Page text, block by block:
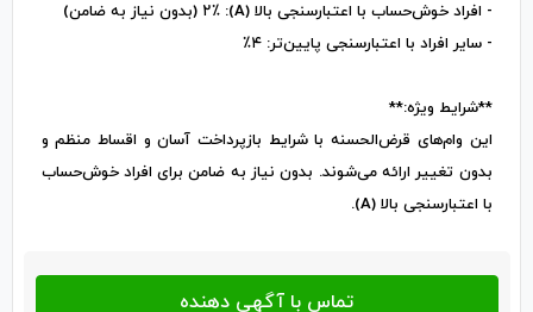
- افراد خوش‌حساب با اعتبارسنجی بالا (A): ۲٪ (بدون نیاز به ضامن)
- سایر افراد با اعتبارسنجی پایین‌تر: ۴٪
**شرایط ویژه:**
این وام‌های قرض‌الحسنه با شرایط بازپرداخت آسان و اقساط منظم و
بدون تغییر ارائه می‌شوند. بدون نیاز به ضامن برای افراد خوش‌حساب
با اعتبارسنجی بالا (A).